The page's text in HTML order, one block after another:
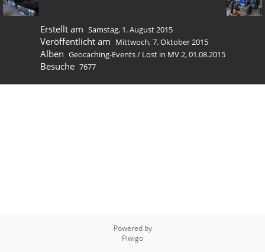
Erstellt am Samstag, 1. August 2015
Veröffentlicht am Mittwoch, 7. Oktober 2015
Alben Geocaching-Events/ Lost in MV 2, 01.08.2015
Besuche 7677
Powered by
Piwigo